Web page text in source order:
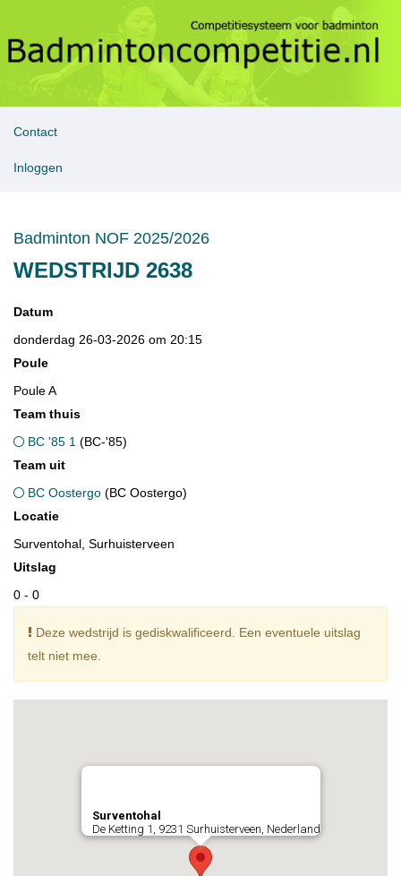
Contact
Inloggen
Badminton NOF 2025/2026
WEDSTRIJD 2638
Datum
donderdag 26-03-2026 om 20:15
Poule
Poule A
Team thuis
BC '85 1 (BC-'85)
Team uit
BC Oostergo (BC Oostergo)
Locatie
Surventohal, Surhuisterveen
Uitslag
0 - 0
Deze wedstrijd is gediskwalificeerd. Een eventuele uitslag
telt niet mee.
Surventohal
De Ketting 1, 9231 Surhuisterveen, Nederland